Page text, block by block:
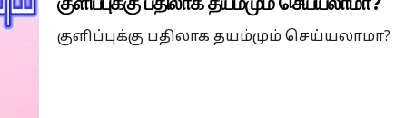
குளிப்புக்கு பதிலாக தயம்மும் செய்யலாமா?